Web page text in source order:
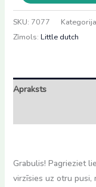
Dutch
lietus
grabulis
SKU: 7077
Zīmols: Little dutch
Apraksts
Grabulis! Pagrieziet
virzīsies uz otru pusi,